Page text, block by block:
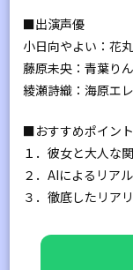
■出演声優
小日向やよい：花
藤原未央：青葉り
綾瀬詩織：海原エ
■おすすめポイント
１．彼女と大人な
２．AIによるリア
３．徹底したリア